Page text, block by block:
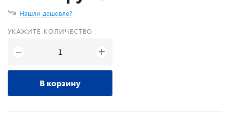
Нашли дешевле?
УКАЖИТЕ КОЛИЧЕСТВО
− +
В корзину